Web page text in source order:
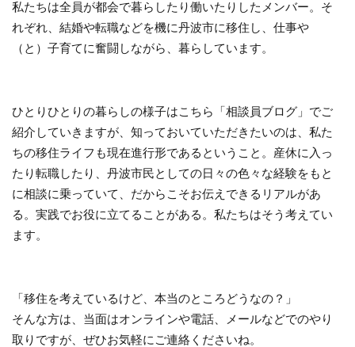
私たちは全員が都会で暮らしたり働いたりしたメンバー。そ
れぞれ、結婚や転職などを機に丹波市に移住し、仕事や
（と）子育てに奮闘しながら、暮らしています。
ひとりひとりの暮らしの様子はこちら「相談員ブログ」でご
紹介していきますが、知っておいていただきたいのは、私た
ちの移住ライフも現在進行形であるということ。産休に入っ
たり転職したり、丹波市民としての日々の色々な経験をもと
に相談に乗っていて、だからこそお伝えできるリアルがあ
る。実践でお役に立てることがある。私たちはそう考えてい
ます。
「移住を考えているけど、本当のところどうなの？」
そんな方は、当面はオンラインや電話、メールなどでのやり
取りですが、ぜひお気軽にご連絡くださいね。